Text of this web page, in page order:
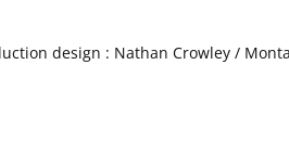
design : Nathan Crowley /